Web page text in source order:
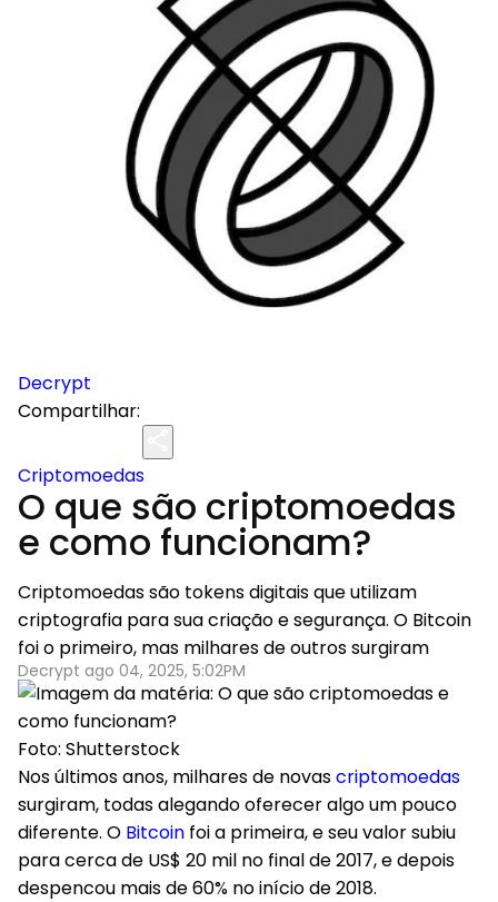
Decrypt
Compartilhar:
Criptomoedas
O que são criptomoedas
e como funcionam?
Criptomoedas são tokens digitais que utilizam
criptografia para sua criação e segurança. O Bitcoin
foi o primeiro, mas milhares de outros surgiram
Decrypt ago 04, 2025, 5:02PM
Foto: Shutterstock
Nos últimos anos, milhares de novascriptomoedas
surgiram, todas alegando oferecer algo um pouco
diferente. O Bitcoin foi a primeira, e seu valor subiu
para cerca de US$ 20 mil no final de 2017, e depois
despencou mais de 60% no início de 2018.